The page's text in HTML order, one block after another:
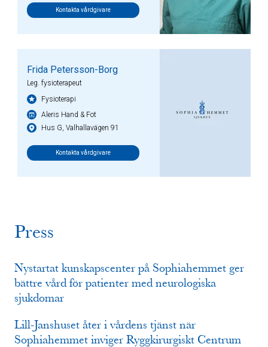
Kontakta vårdgivare
Frida Petersson-Borg
Leg. fysioterapeut
Fysioterapi
Aleris Hand & Fot
Hus G, Valhallavägen 91
Kontakta vårdgivare
Press
Nystartat kunskapscenter på Sophiahemmet ger
bättre vård för patienter med neurologiska
sjukdomar
Lill-Janshuset åter i vårdens tjänst när
Sophiahemmet inviger Ryggkirurgiskt Centrum